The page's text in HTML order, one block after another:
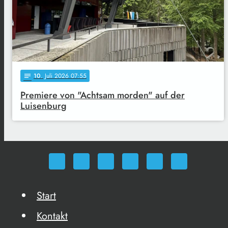
notes 10. Juli 2026 07:55
Premiere von "Achtsam morden" auf der
Luisenburg
Start
Kontakt